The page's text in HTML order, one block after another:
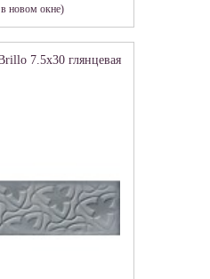
новом окне)
7.5х30 глянцевая